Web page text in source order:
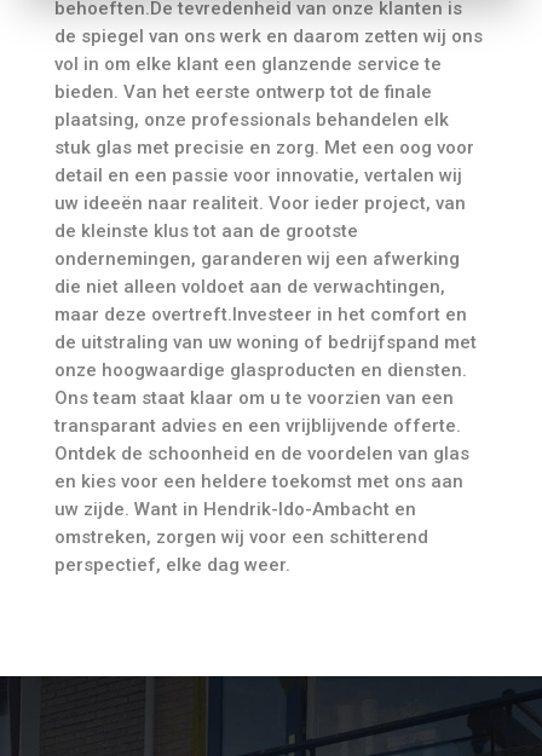
behoeften.De tevredenheid van onze klanten is
de spiegel van ons werk en daarom zetten wij ons
vol in om elke klant een glanzende service te
bieden. Van het eerste ontwerp tot de finale
plaatsing, onze professionals behandelen elk
stuk glas met precisie en zorg. Met een oog voor
detail en een passie voor innovatie, vertalen wij
uw ideeën naar realiteit. Voor ieder project, van
de kleinste klus tot aan de grootste
ondernemingen, garanderen wij een afwerking
die niet alleen voldoet aan de verwachtingen,
maar deze overtreft.Investeer in het comfort en
de uitstraling van uw woning of bedrijfspand met
onze hoogwaardige glasproducten en diensten.
Ons team staat klaar om u te voorzien van een
transparant advies en een vrijblijvende offerte.
Ontdek de schoonheid en de voordelen van glas
en kies voor een heldere toekomst met ons aan
uw zijde. Want in Hendrik-Ido-Ambacht en
omstreken, zorgen wij voor een schitterend
perspectief, elke dag weer.